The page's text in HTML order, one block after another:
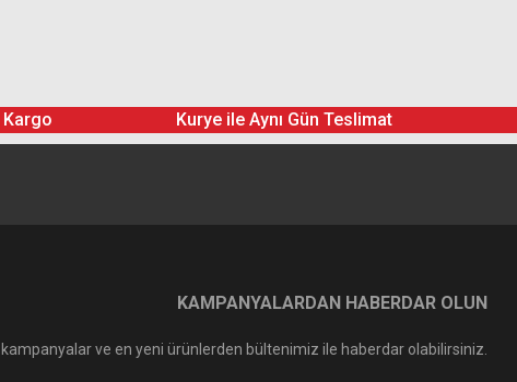
Kurye ile Aynı Gün Teslimat
KAMPANYALARDAN HABERDAR OLUN
kampanyalar ve en yeni ürünlerden bültenimiz ile haberdar olabilirsiniz.